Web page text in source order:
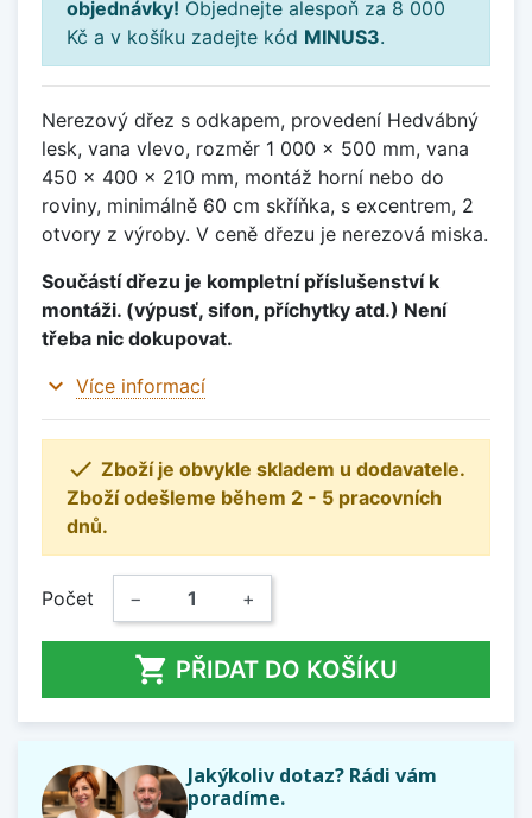
objednávky! Objednejte alespoň za 8 000
Kč a v košíku zadejte kód MINUS3.
Nerezový dřez s odkapem, provedení Hedvábný
lesk, vana vlevo, rozměr 1 000 x 500 mm, vana
450 x 400 x 210 mm, montáž horní nebo do
roviny, minimálně 60 cm skříňka, s excentrem, 2
otvory z výroby. V ceně dřezu je nerezová miska.
Součástí dřezu je kompletní příslušenství k
montáži. (výpusť, sifon, příchytky atd.) Není
třeba nic dokupovat.
expand_more Více informací
 Zboží je obvykle skladem u dodavatele.
Zboží odešleme během 2 - 5 pracovních
dnů.
Počet − +
 PŘIDAT DO KOŠÍKU
Jakýkoliv dotaz? Rádi vám
poradíme.